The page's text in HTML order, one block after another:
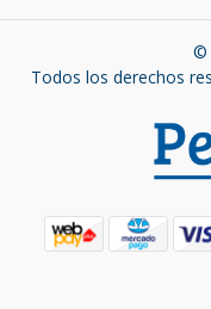
©
Todos los derechos